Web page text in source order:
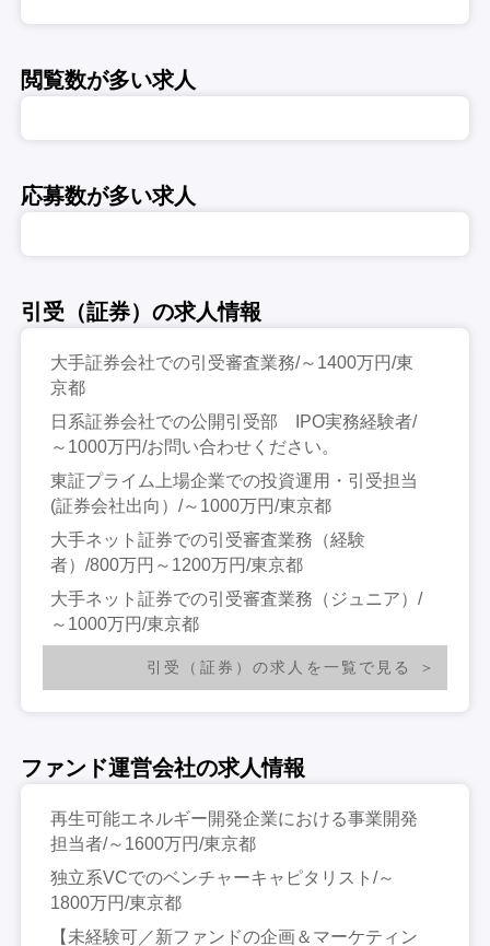
閲覧数が多い求人
応募数が多い求人
引受（証券）の求人情報
大手証券会社での引受審査業務/～1400万円/東
京都
日系証券会社での公開引受部 IPO実務経験者/
～1000万円/お問い合わせください。
東証プライム上場企業での投資運用・引受担当
(証券会社出向）/～1000万円/東京都
大手ネット証券での引受審査業務（経験
者）/800万円～1200万円/東京都
大手ネット証券での引受審査業務（ジュニア）/
～1000万円/東京都
引受（証券）の求人を一覧で見る
ファンド運営会社の求人情報
再生可能エネルギー開発企業における事業開発
担当者/～1600万円/東京都
独立系VCでのベンチャーキャピタリスト/～
1800万円/東京都
【未経験可／新ファンドの企画＆マーケティン